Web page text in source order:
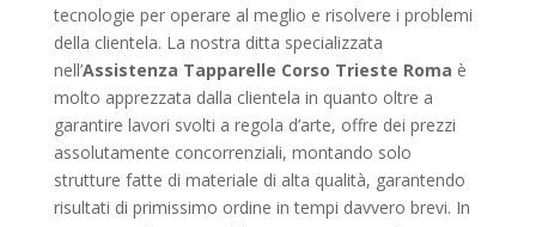
tecnologie per operare al meglio e risolvere i problemi
della clientela. La nostra ditta specializzata
nell’Assistenza Tapparelle Corso Trieste Roma è
molto apprezzata dalla clientela in quanto oltre a
garantire lavori svolti a regola d’arte, offre dei prezzi
assolutamente concorrenziali, montando solo
strutture fatte di materiale di alta qualità, garantendo
risultati di primissimo ordine in tempi davvero brevi. In